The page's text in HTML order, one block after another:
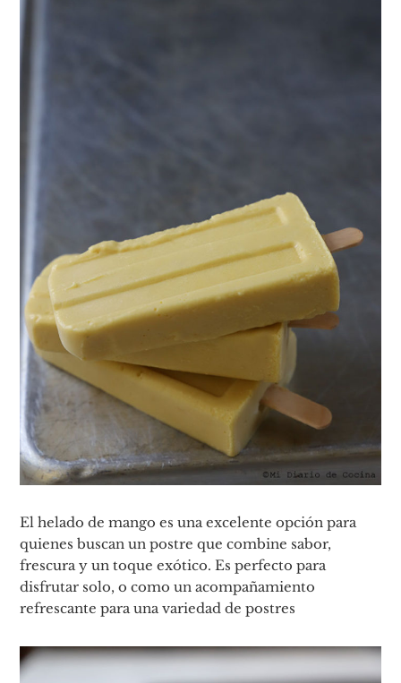
El helado de mango es una excelente opción para
quienes buscan un postre que combine sabor,
frescura y un toque exótico. Es perfecto para
disfrutar solo, o como un acompañamiento
refrescante para una variedad de postres